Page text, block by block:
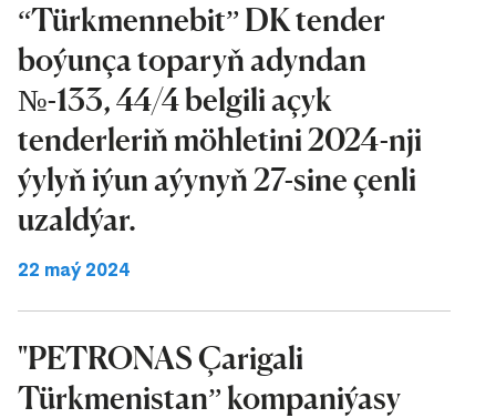
“Türkmennebit” DK tender
boýunça toparyň adyndan
№-133, 44/4 belgili açyk
tenderleriň möhletini 2024-nji
ýylyň iýun aýynyň 27-sine çenli
uzaldýar.
22 maý 2024
"PETRONAS Çarigali
Türkmenistan” kompaniýasy